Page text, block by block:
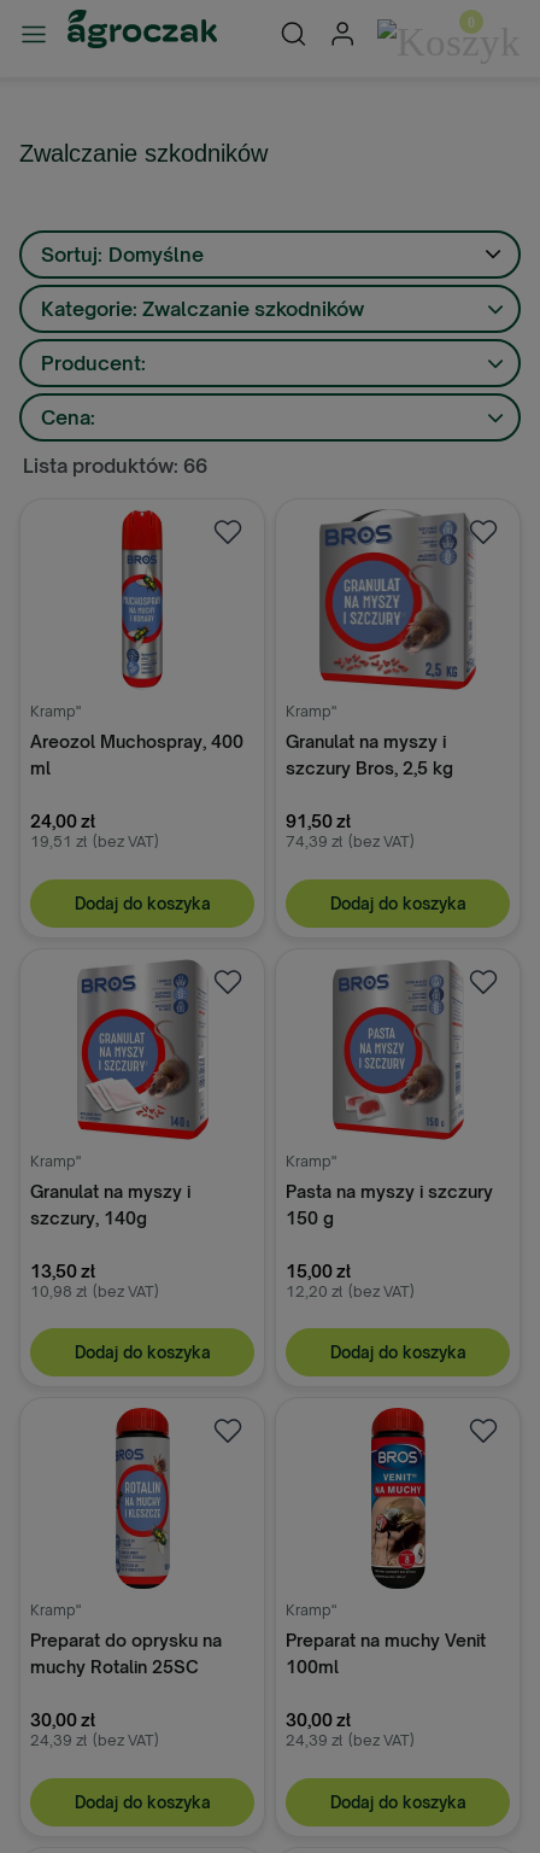
Zwalczanie szkodników
Sortuj: Domyślne
Kategorie: Zwalczanie szkodników
Producent:
Cena:
Lista produktów: 66
Kramp"
Areozol Muchospray, 400
ml
24,00 zł
19,51 zł (bez VAT)
Dodaj do koszyka
Kramp"
Granulat na myszy i
szczury Bros, 2,5 kg
91,50 zł
74,39 zł (bez VAT)
Dodaj do koszyka
Kramp"
Granulat na myszy i
szczury, 140g
13,50 zł
10,98 zł (bez VAT)
Dodaj do koszyka
Kramp"
Pasta na myszy i szczury
150 g
15,00 zł
12,20 zł (bez VAT)
Dodaj do koszyka
Kramp"
Preparat do oprysku na
muchy Rotalin 25SC
30,00 zł
24,39 zł (bez VAT)
Dodaj do koszyka
Kramp"
Preparat na muchy Venit
100ml
30,00 zł
24,39 zł (bez VAT)
Dodaj do koszyka